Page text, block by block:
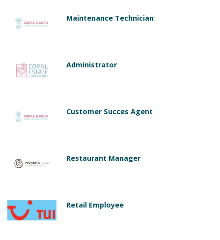
Maintenance Technician
Administrator
Customer Succes Agent
Restaurant Manager
Retail Employee